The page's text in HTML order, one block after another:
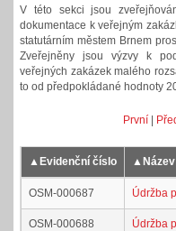
V této sekci jsou
dokumentace k veřejným
statutárním městem Brnem
Zveřejněny jsou výzvy k
veřejných zakázek malého
to od předpokládané hodnoty
První|
▲ Evidenční číslo ▲ Název
OSM-000687 Údržba
OSM-000688 Údržba